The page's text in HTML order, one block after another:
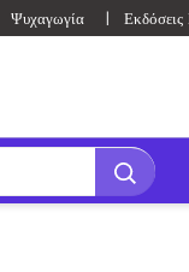
Ψυχαγωγία